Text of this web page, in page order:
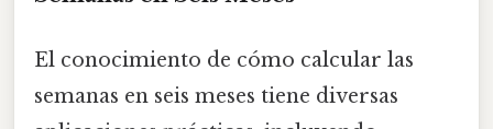
El conocimiento de cómo calcular las
semanas en seis meses tiene diversas